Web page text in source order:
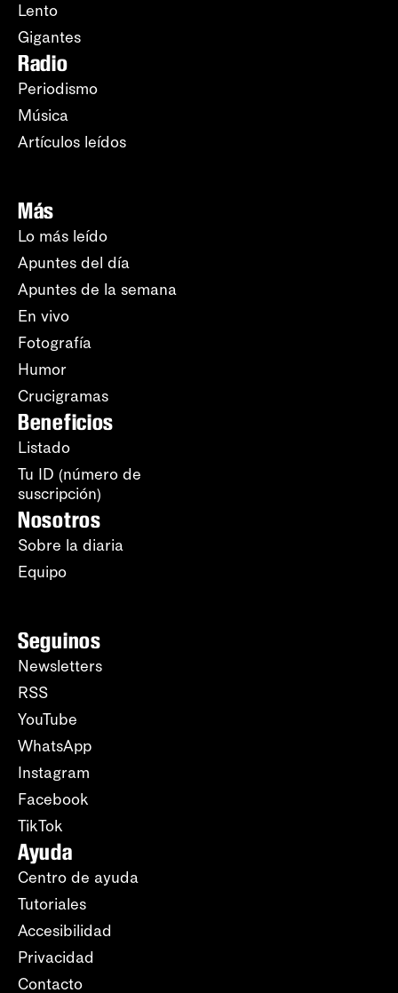
Lento
Gigantes
Radio
Periodismo
Música
Artículos leídos
Más
Lo más leído
Apuntes del día
Apuntes de la semana
En vivo
Fotografía
Humor
Crucigramas
Beneficios
Listado
Tu ID (número de
suscripción)
Nosotros
Sobre la diaria
Equipo
Seguinos
Newsletters
RSS
YouTube
WhatsApp
Instagram
Facebook
TikTok
Ayuda
Centro de ayuda
Tutoriales
Accesibilidad
Privacidad
Contacto